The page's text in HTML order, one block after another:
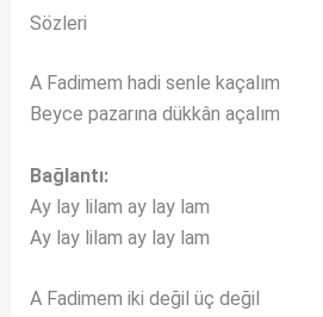
Sözleri
A Fadimem hadi senle kaçalım
Beyce pazarına dükkân açalım
Bağlantı:
Ay lay lilam ay lay lam
Ay lay lilam ay lay lam
A Fadimem iki değil üç değil